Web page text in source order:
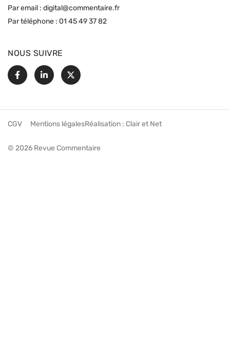
Par email : digital@commentaire.fr
Par téléphone : 01 45 49 37 82
NOUS SUIVRE
FacebookLinkedin
X
© 2026 Revue Commentaire
CGV Mentions légalesRéalisation : Clair et Net